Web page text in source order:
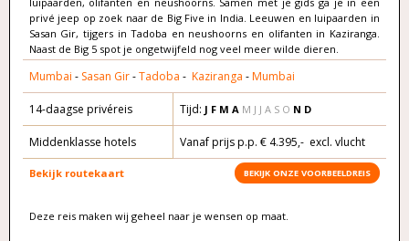
privé jeep op zoek naar de Big Five in India. Leeuwen en luipaarden in
Sasan Gir, tijgers in Tadoba en neushoorns en olifanten in Kaziranga.
Naast de Big 5 spot je ongetwijfeld nog veel meer wilde dieren.
Mumbai - Sasan Gir-Tadoba - Kaziranga -Mumbai
14-daagse privéreis Tijd: J F M A M J J A S O N D
Middenklasse hotels Vanaf prijs p.p. € 4.395,- excl. vlucht
Bekijk routekaart BEKIJK ONZE VOORBEELDREIS
Deze reis maken wij geheel naar je wensen op maat.